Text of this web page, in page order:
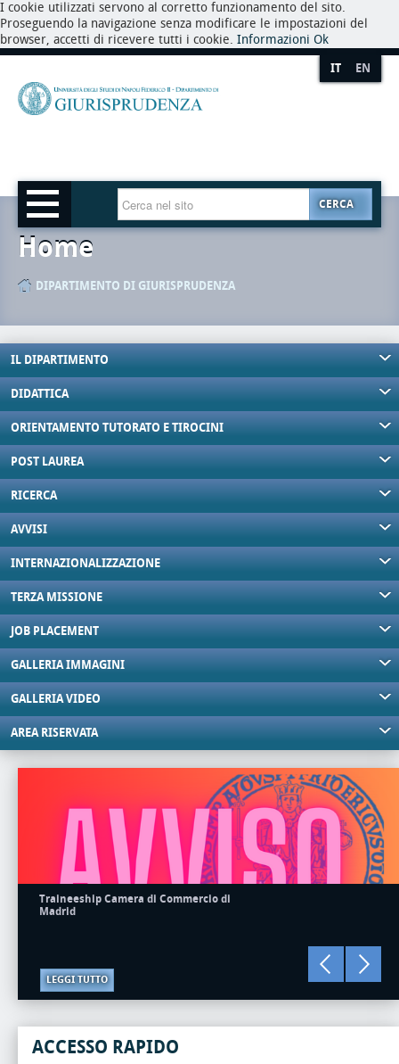
I cookie utilizzati servono al corretto funzionamento del sito.
Proseguendo la navigazione senza modificare le impostazioni del
browser, accetti di ricevere tutti i cookie. Informazioni Ok
IT EN
CERCA
Home
DIPARTIMENTO DI GIURISPRUDENZA
IL DIPARTIMENTO
DIDATTICA
ORIENTAMENTO TUTORATO E TIROCINI
POST LAUREA
RICERCA
AVVISI
INTERNAZIONALIZZAZIONE
TERZA MISSIONE
JOB PLACEMENT
GALLERIA IMMAGINI
GALLERIA VIDEO
AREA RISERVATA
Traineeship Camera di Commercio di
Madrid
LEGGI TUTTO
ACCESSO RAPIDO